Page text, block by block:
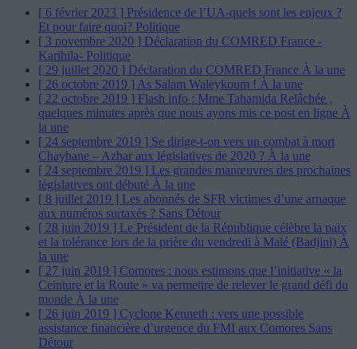
[ 6 février 2023 ] Présidence de l’UA-quels sont les enjeux ?
Et pour faire quoi? Politique
[ 3 novembre 2020 ] Déclaration du COMRED France -
Karihila- Politique
[ 29 juillet 2020 ] Déclaration du COMRED France À la une
[ 26 octobre 2019 ] As Salam Waleykoum ! À la une
[ 22 octobre 2019 ] Flash info : Mme Tahamida Relâchée ,
quelques minutes après que nous ayons mis ce post en ligne À
la une
[ 24 septembre 2019 ] Se dirige-t-on vers un combat à mort
Chayhane – Azhar aux législatives de 2020 ? À la une
[ 24 septembre 2019 ] Les grandes manœuvres des prochaines
législatives ont débuté À la une
[ 8 juillet 2019 ] Les abonnés de SFR victimes d’une arnaque
aux numéros surtaxés ? Sans Détour
[ 28 juin 2019 ] Le Président de la République célèbre la paix
et la tolérance lors de la prière du vendredi à Malé (Badjini) À
la une
[ 27 juin 2019 ] Comores : nous estimons que l’initiative « la
Ceinture et la Route » va permettre de relever le grand défi du
monde À la une
[ 26 juin 2019 ] Cyclone Kenneth : vers une possible
assistance financière d’urgence du FMI aux Comores Sans
Détour